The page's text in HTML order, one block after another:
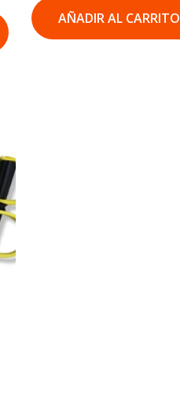
AÑADIR AL CARRITO